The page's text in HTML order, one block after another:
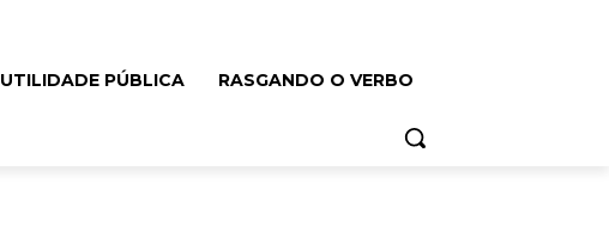
UTILIDADE PÚBLICA RASGANDO O VERBO